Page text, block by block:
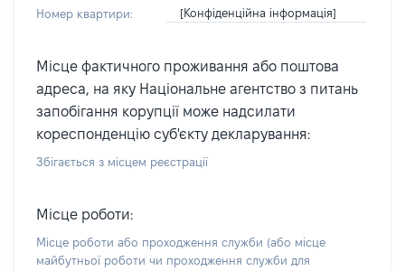
Номер квартири: [Конфіденційна інформація]
Місце фактичного проживання або поштова
адреса, на яку Національне агентство з питань
запобігання корупції може надсилати
кореспонденцію суб'єкту декларування:
Збігається з місцем реєстрації
Місце роботи:
Місце роботи або проходження служби (або місце
майбутньої роботи чи проходження служби для